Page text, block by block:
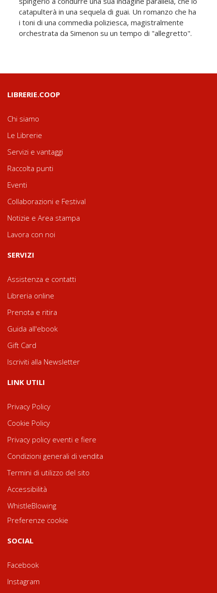
catapulterà in una sequela di guai. Un romanzo che ha
i toni di una commedia poliziesca, magistralmente
orchestrata da Simenon su un tempo di "allegretto".
LIBRERIE.COOP
Chi siamo
Le Librerie
Servizi e vantaggi
Raccolta punti
Eventi
Collaborazioni e Festival
Notizie e Area stampa
Lavora con noi
SERVIZI
Assistenza e contatti
Libreria online
Prenota e ritira
Guida all'ebook
Gift Card
Iscriviti alla Newsletter
LINK UTILI
Privacy Policy
Cookie Policy
Privacy policy eventi e fiere
Condizioni generali di vendita
Termini di utilizzo del sito
Accessibilità
WhistleBlowing
Preferenze cookie
SOCIAL
Facebook
Instagram